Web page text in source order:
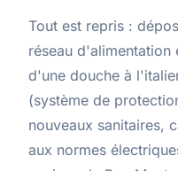
Tout est repris :
réseau
d'une douche à
(système de
nouveaux sanitaires,
aux normes